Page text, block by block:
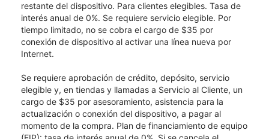
restante del dispositivo. Para clientes elegibles. Tasa de
interés anual de 0%. Se requiere servicio elegible. Por
tiempo limitado, no se cobra el cargo de $35 por
conexión de dispositivo al activar una línea nueva por
Internet.
Se requiere aprobación de crédito, depósito, servicio
elegible y, en tiendas y llamadas a Servicio al Cliente, un
cargo de $35 por asesoramiento, asistencia para la
actualización o conexión del dispositivo, a pagar al
momento de la compra. Plan de financiamiento de equipo